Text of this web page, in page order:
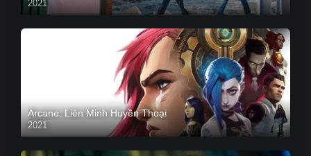
2021
Arcane: Liên Minh Huyền Thoại
2021